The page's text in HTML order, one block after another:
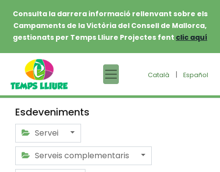
Consulta la darrera informació rellenvant sobre els
Campaments de la Victòria del Consell de Mallorca,
gestionats per Temps Lliure Projectes fent clic aquí
Català | Español
Esdeveniments
Servei
Serveis complementaris